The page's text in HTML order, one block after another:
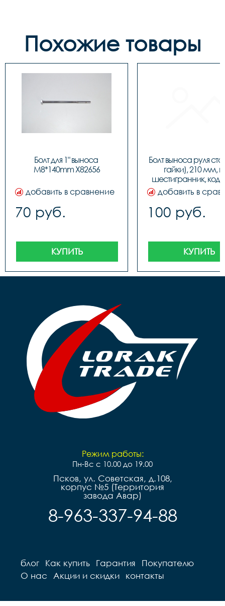
Похожие товары
Болт для 1" выноса
M8*140mm Х82656
добавить в сравнение
70 руб.
КУПИТЬ
Болт выноса руля
гайки), 210 мм,
шестигранник, код
добавить в
100 руб.
КУПИТЬ
Режим работы:
Пн-Вс с 10.00 до 19.00
Псков, ул. Советская, д.108,
корпус №5 (Территория
завода Авар)
8-963-337-94-88
блог Как купить Гарантия
Покупателю
О нас
Акции и скидки контакты